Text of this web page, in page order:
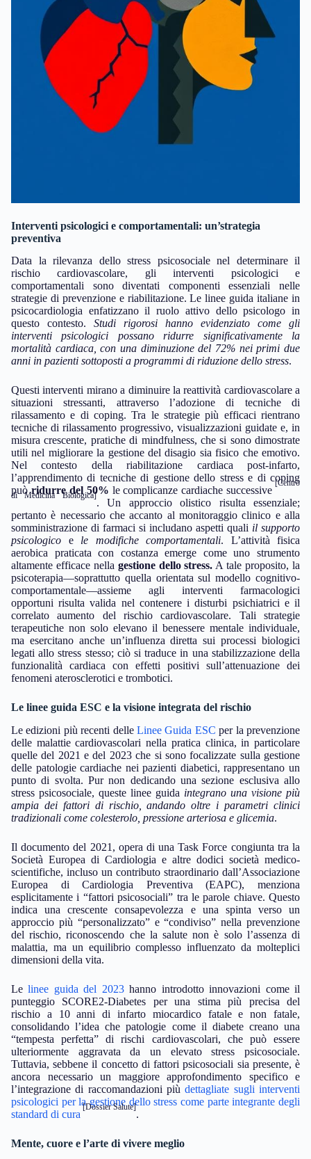
Interventi psicologici e comportamentali: un’strategia
preventiva
Data la rilevanza dello stress psicosociale nel determinare il
rischio cardiovascolare, gli interventi psicologici e
comportamentali sono diventati componenti essenziali nelle
strategie di prevenzione e riabilitazione. Le linee guida italiane in
psicocardiologia enfatizzano il ruolo attivo dello psicologo in
questo contesto. Studi rigorosi hanno evidenziato come gli
interventi psicologici possano ridurre significativamente la
mortalità cardiaca, con una diminuzione del 72% nei primi due
anni in pazienti sottoposti a programmi di riduzione dello stress.
Questi interventi mirano a diminuire la reattività cardiovascolare a
situazioni stressanti, attraverso l’adozione di tecniche di
rilassamento e di coping. Tra le strategie più efficaci rientrano
tecniche di rilassamento progressivo, visualizzazioni guidate e, in
misura crescente, pratiche di mindfulness, che si sono dimostrate
utili nel migliorare la gestione del disagio sia fisico che emotivo.
Nel contesto della riabilitazione cardiaca post-infarto,
l’apprendimento di tecniche di gestione dello stress e di coping
puòridurre del 50% le complicanze cardiache successive
[Centro
di Medicina Biologica]
. Un approccio olistico risulta essenziale;
pertanto è necessario che accanto al monitoraggio clinico e alla
somministrazione di farmaci si includano aspetti quali il supporto
psicologico e le modifiche comportamentali. L’attività fisica
aerobica praticata con costanza emerge come uno strumento
altamente efficace nella gestione dello stress. A tale proposito, la
psicoterapia—soprattutto quella orientata sul modello cognitivo-
comportamentale—assieme agli interventi farmacologici
opportuni risulta valida nel contenere i disturbi psichiatrici e il
correlato aumento del rischio cardiovascolare. Tali strategie
terapeutiche non solo elevano il benessere mentale individuale,
ma esercitano anche un’influenza diretta sui processi biologici
legati allo stress stesso; ciò si traduce in una stabilizzazione della
funzionalità cardiaca con effetti positivi sull’attenuazione dei
fenomeni aterosclerotici e trombotici.
Le linee guida ESC e la visione integrata del rischio
Le edizioni più recenti delle Linee Guida ESC per la prevenzione
delle malattie cardiovascolari nella pratica clinica, in particolare
quelle del 2021 e del 2023 che si sono focalizzate sulla gestione
delle patologie cardiache nei pazienti diabetici, rappresentano un
punto di svolta. Pur non dedicando una sezione esclusiva allo
stress psicosociale, queste linee guida integrano una visione più
ampia dei fattori di rischio, andando oltre i parametri clinici
tradizionali come colesterolo, pressione arteriosa e glicemia.
Il documento del 2021, opera di una Task Force congiunta tra la
Società Europea di Cardiologia e altre dodici società medico-
scientifiche, incluso un contributo straordinario dall’Associazione
Europea di Cardiologia Preventiva (EAPC), menziona
esplicitamente i “fattori psicosociali” tra le parole chiave. Questo
indica una crescente consapevolezza e una spinta verso un
approccio più “personalizzato” e “condiviso” nella prevenzione
del rischio, riconoscendo che la salute non è solo l’assenza di
malattia, ma un equilibrio complesso influenzato da molteplici
dimensioni della vita.
Lelinee guida del 2023hanno introdotto innovazioni come il
punteggio SCORE2-Diabetes per una stima più precisa del
rischio a 10 anni di infarto miocardico fatale e non fatale,
consolidando l’idea che patologie come il diabete creano una
“tempesta perfetta” di rischi cardiovascolari, che può essere
ulteriormente aggravata da un elevato stress psicosociale.
Tuttavia, sebbene il concetto di fattori psicosociali sia presente, è
ancora necessario un maggiore approfondimento specifico e
l’integrazione di raccomandazioni piùdettagliate sugli interventi
psicologici per la gestione dello stress come parte integrante degli
standard di cura
[Dossier Salute]
.
Mente, cuore e l’arte di vivere meglio